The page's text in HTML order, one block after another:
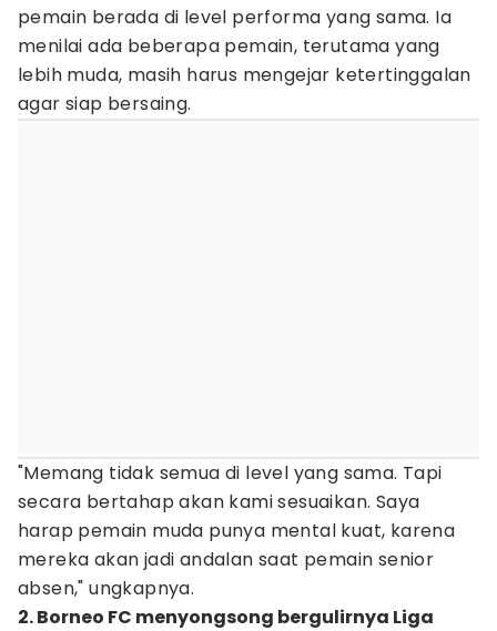
pemain berada di level performa yang sama. Ia
menilai ada beberapa pemain, terutama yang
lebih muda, masih harus mengejar ketertinggalan
agar siap bersaing.
"Memang tidak semua di level yang sama. Tapi
secara bertahap akan kami sesuaikan. Saya
harap pemain muda punya mental kuat, karena
mereka akan jadi andalan saat pemain senior
absen," ungkapnya.
2. Borneo FC menyongsong bergulirnya Liga